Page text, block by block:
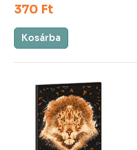
370 Ft
Kosárba